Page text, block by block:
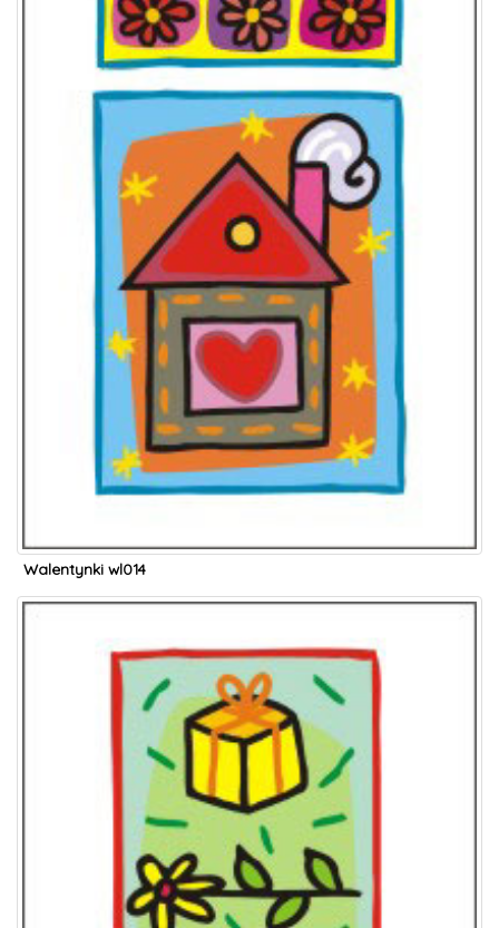
Walentynki wl014